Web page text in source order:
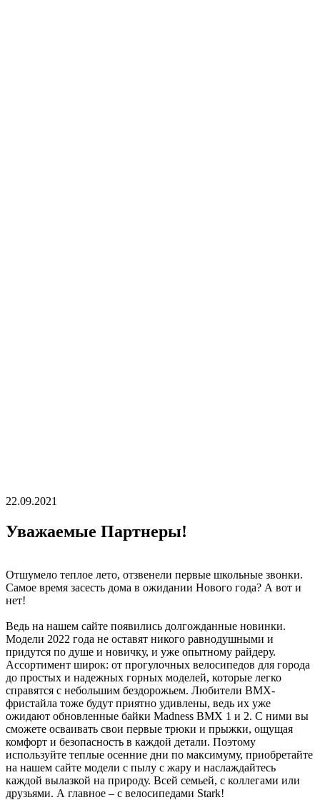
22.09.2021
Уважаемые Партнеры!
Отшумело теплое лето, отзвенели первые школьные звонки.
Самое время засесть дома в ожидании Нового года? А вот и
нет!
Ведь на нашем сайте появились долгожданные новинки.
Модели 2022 года не оставят никого равнодушными и
придутся по душе и новичку, и уже опытному райдеру.
Ассортимент широк: от прогулочных велосипедов для города
до простых и надежных горных моделей, которые легко
справятся с небольшим бездорожьем. Любители BMX-
фристайла тоже будут приятно удивлены, ведь их уже
ожидают обновленные байки Madness BMX 1 и 2. С ними вы
сможете осваивать свои первые трюки и прыжки, ощущая
комфорт и безопасность в каждой детали. Поэтому
используйте теплые осенние дни по максимуму, приобретайте
на нашем сайте модели с пылу с жару и наслаждайтесь
каждой вылазкой на природу. Всей семьей, с коллегами или
друзьями. А главное – с велосипедами Stark!